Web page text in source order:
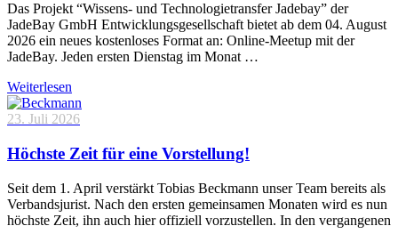
Das Projekt “Wissens- und Technologietransfer Jadebay” der
JadeBay GmbH Entwicklungsgesellschaft bietet ab dem 04. August
2026 ein neues kostenloses Format an: Online-Meetup mit der
JadeBay. Jeden ersten Dienstag im Monat …
Weiterlesen
23. Juli 2026
Höchste Zeit für eine Vorstellung!
Seit dem 1. April verstärkt Tobias Beckmann unser Team bereits als
Verbandsjurist. Nach den ersten gemeinsamen Monaten wird es nun
höchste Zeit, ihn auch hier offiziell vorzustellen. In den vergangenen